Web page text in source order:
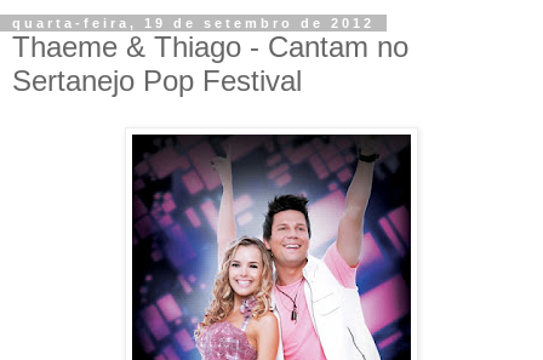
quarta-feira, 19 de setembro de 2012
Thaeme & Thiago - Cantam no
Sertanejo Pop Festival